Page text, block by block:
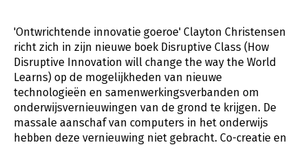
'Ontwrichtende innovatie goeroe' Clayton Christensen
richt zich in zijn nieuwe boek Disruptive Class (How
Disruptive Innovation will change the way the World
Learns) op de mogelijkheden van nieuwe
technologieën en samenwerkingsverbanden om
onderwijsvernieuwingen van de grond te krijgen. De
massale aanschaf van computers in het onderwijs
hebben deze vernieuwing niet gebracht. Co-creatie en